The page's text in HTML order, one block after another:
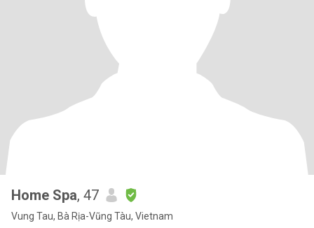
Home Spa, 47
Vung Tau, Bà Rịa-Vũng Tàu, Vietnam